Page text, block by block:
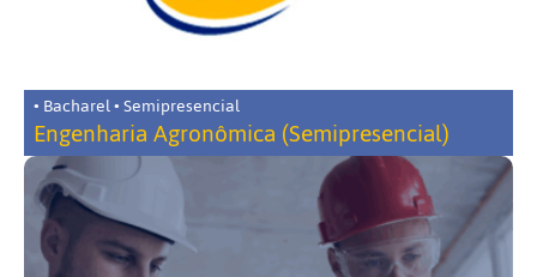
• Bacharel • Semipresencial
Engenharia Agronômica (Semipresencial)